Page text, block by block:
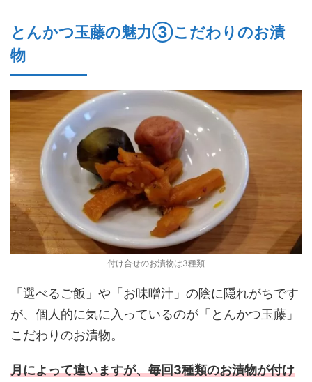
とんかつ玉藤の魅力③こだわりのお漬
物
付け合せのお漬物は3種類
「選べるご飯」や「お味噌汁」の陰に隠れがちです
が、個人的に気に入っているのが「とんかつ玉藤」
こだわりのお漬物。
月によって違いますが、毎回3種類のお漬物が付け